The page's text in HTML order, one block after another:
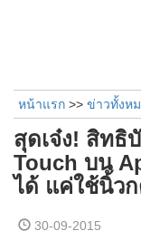
หน้าแรก >> ข่าวทั้งห
สุดเจ๋ง! สิทธิ
Touch บน
ได้ แค่ใช้นิ้ว
30-09-2015